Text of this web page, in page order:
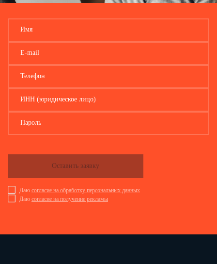
Наименование конструктивных Качественные и
основного объекта
Имя
E-mail
Телефон
ИНН (юридическое лицо)
Пароль
Даю согласие на обработку персональных данных
Даю согласие на получение рекламы
Оставить заявку